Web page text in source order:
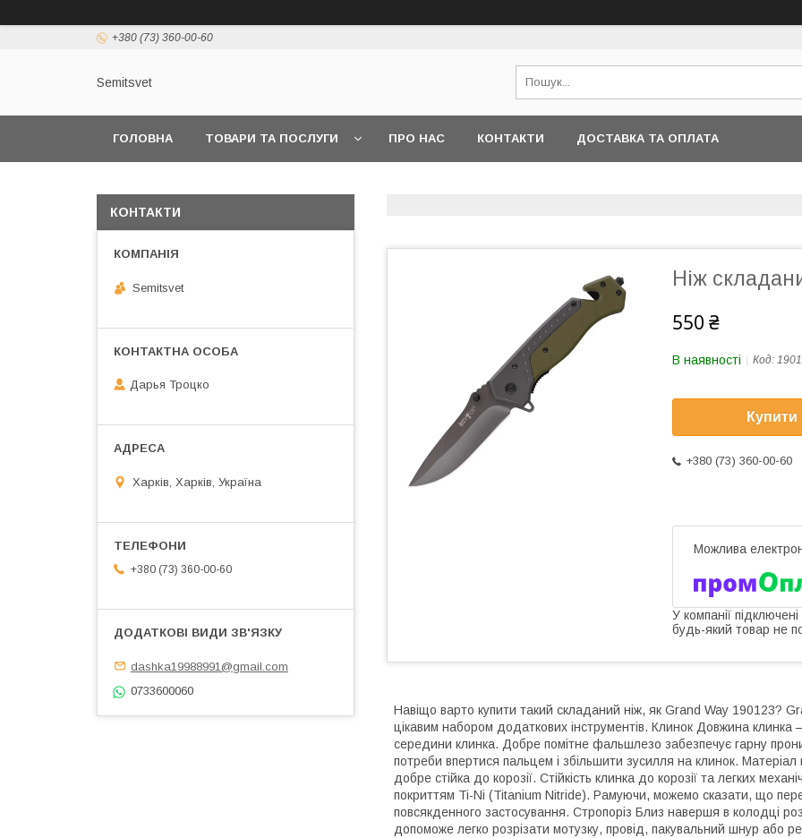
+380 (73) 360-00-60
Semitsvet
ГОЛОВНА ТОВАРИ ТА ПОСЛУГИ ПРО НАС КОНТАКТИ ДОСТАВКА ТА ОПЛАТА
Ніж
550 ₴
В наявності Код:
Купити
+380 (73) 360-00-60
У компанії
будь-який товар не
Навіщо варто купити такий складаний ніж, як Grand Way 190123?
цікавим набором додаткових інструментів. Клинок Довжина
середини клинка. Добре помітне фальшлезо забезпечує гарну
потреби впертися пальцем і збільшити зусилля на клинок.
добре стійка до корозії. Стійкість клинка до корозії та легких
покриттям Ti-Ni (Titanium Nitride). Рамуючи, можемо сказати, що
повсякденного застосування. Стропоріз Близ навершя в колодці
допоможе легко розрізати мотузку, провід, пакувальний шнур або
КОНТАКТИ
Semitsvet
Дарья Троцко
Харків, Харків, Україна
+380 (73) 360-00-60
dashka19988991@gmail.com
0733600060